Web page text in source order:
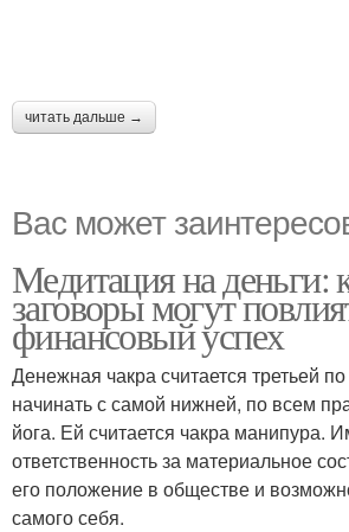
читать дальше →
Вас может
Медитация на деньги:
заговоры могут
финансовый успех
Денежная чакра считается третьей по
начинать с самой нижней, по всем
йога. Ей считается чакра манипура.
ответственность за материальное
его положение в обществе и
самого себя.